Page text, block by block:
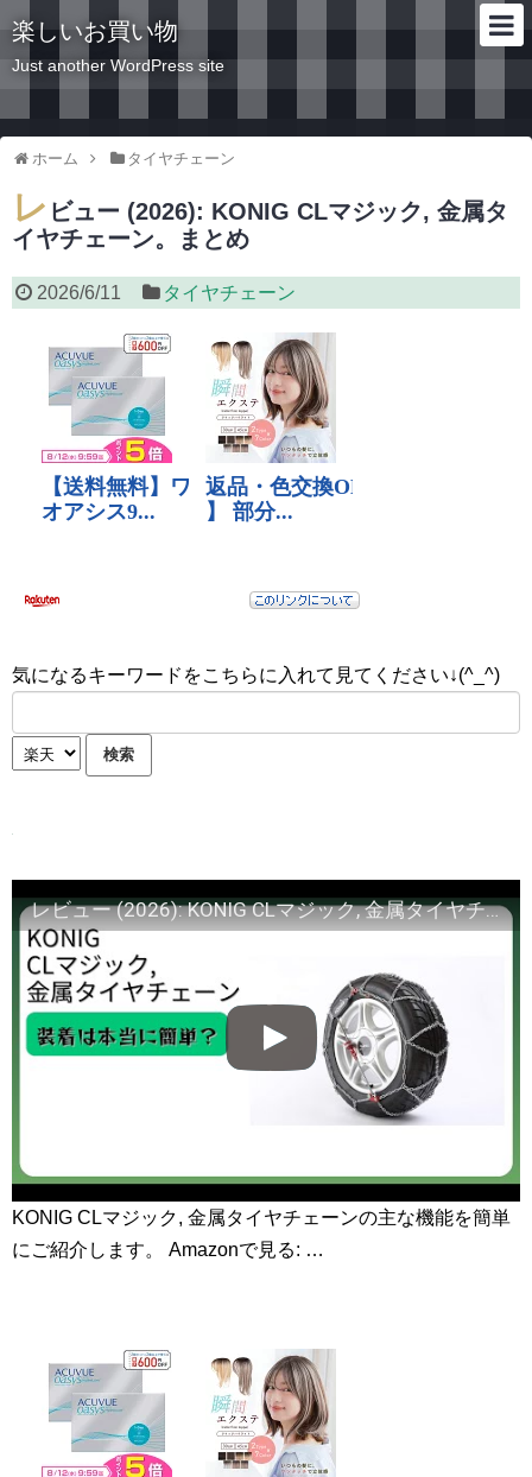
楽しいお買い物
Just another WordPress site
ホーム タイヤチェーン
レ ビュー (2026): KONIG CLマジック, 金属タ
イヤチェーン。まとめ
2026/6/11 タイヤチェーン
気になるキーワードをこちらに入れて見てください↓(^_^)
レビュー (2026): KONIG CLマジック, 金属タイヤチェーン。まとめ
KONIG CLマジック, 金属タイヤチェーンの主な機能を簡単
にご紹介します。 Amazonで見る: …